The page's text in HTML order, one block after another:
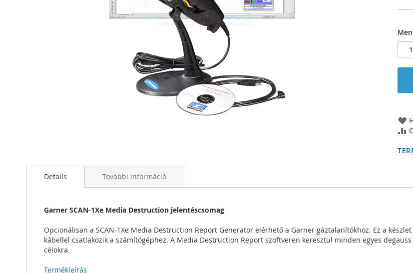
Details
Garner SCAN-1Xe Media Destruction jelentéscsomag
Opcionálisan a SCAN-1Xe Media Destruction Report Generator elérhető a Garner gáztalanítókhoz. Ez a
kábellel csatlakozik a számítógéphez. A Media Destruction Report szoftveren keresztül minden egyes
célokra.
Termékleírás
További információ